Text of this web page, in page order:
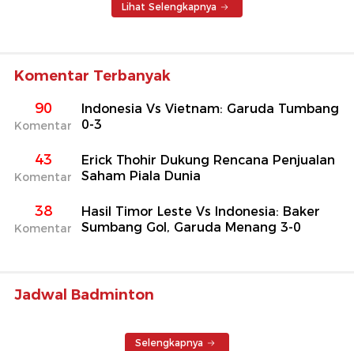
Lihat Selengkapnya
Komentar Terbanyak
90
Komentar
Indonesia Vs Vietnam: Garuda Tumbang
0-3
43
Komentar
Erick Thohir Dukung Rencana Penjualan
Saham Piala Dunia
38
Komentar
Hasil Timor Leste Vs Indonesia: Baker
Sumbang Gol, Garuda Menang 3-0
Jadwal Badminton
Selengkapnya